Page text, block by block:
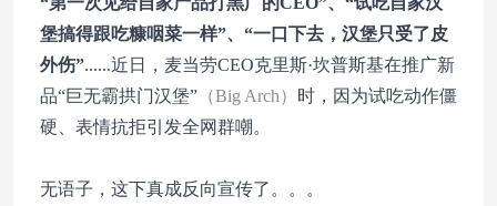
堡搞得跟吃糠咽菜一样”、“一口下去，汉堡只受了皮
外伤”......近日，麦当劳CEO克里斯·坎普斯基在推广新
品“巨无霸拱门汉堡” （Big Arch） 时，因为试吃动作僵
硬、表情抗拒引发全网群嘲。
无语子，这下真成反向宣传了。。。